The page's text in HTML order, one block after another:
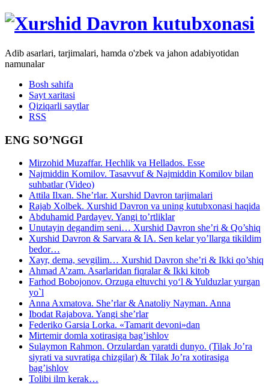
Adib asarlari, tarjimalari, hamda o'zbek va jahon adabiyotidan
namunalar
Bosh sahifa
Sayt xaritasi
Qiziqarli saytlar
RSS
ENG SO’NGGI
Mirzohid Muzaffar. Hechlik va Hellados. Esse
Najmiddin Komilov. Tasavvuf & Najmiddin Komilov bilan
suhbatlar (Video)
Attila Ilxan. She’rlar. Xurshid Davron tarjimalari
Rajab Xolbek. Xurshid Davron va uning kutubxonasi haqida
Abduhamid Pardayev. Yangi to’rtliklar
Unutayin degandim seni… Xurshid Davron she’ri & Qo’shiq
Xurshid Davron & Sarvara & IA. Sen kelar yo’llarga tikildim
bedor…
Xayr, dema, sevgilim… Xurshid Davron she’ri & Ikki qo’shiq
Ahmad A’zam. Asarlaridan fiqralar & Ikki kitob
Farhod Bobojonov. Orzuga eltuvchi yo‘l & Yulduzlar yurgan
yo`l
Anna Axmatova. She’rlar & Anatoliy Nayman. Anna
Ibodat Rajabova. Yangi she’rlar
Federiko Garsia Lorka. «Tamarit devoni»dan
Mirtemir domla xotirasiga bag’ishlov
Sulaymon Rahmon. Orzulardan yaratdi dunyo. (Tilak Jo’ra
siyrati va suvratiga chizgilar) & Tilak Jo’ra xotirasiga
bag’ishlov
Tolibi ilm kerak…